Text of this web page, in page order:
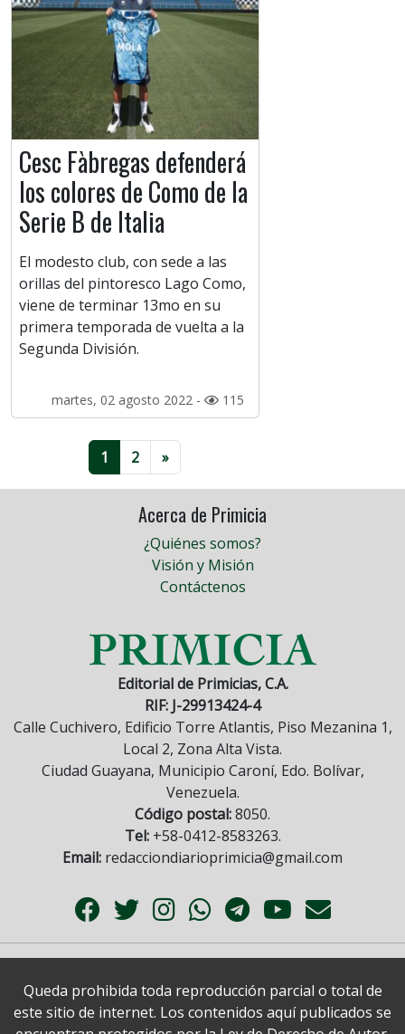
Cesc Fàbregas defenderá
los colores de Como de la
Serie B de Italia
El modesto club, con sede a las
orillas del pintoresco Lago Como,
viene de terminar 13mo en su
primera temporada de vuelta a la
Segunda División.
martes, 02 agosto 2022 - 115
1 2 »
Acerca de Primicia
¿Quiénes somos?
Visión y Misión
Contáctenos
Editorial de Primicias, C.A.
RIF: J-29913424-4
Calle Cuchivero, Edificio Torre Atlantis, Piso Mezanina 1,
Local 2, Zona Alta Vista.
Ciudad Guayana, Municipio Caroní, Edo. Bolívar,
Venezuela.
Código postal:8050.
Tel:+58-0412-8583263.
Email: redacciondiarioprimicia@gmail.com
Queda prohibida toda reproducción parcial o total de
este sitio de internet. Los contenidos aquí publicados se